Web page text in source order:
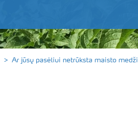
Ar jūsų pasėliui netrūksta maisto